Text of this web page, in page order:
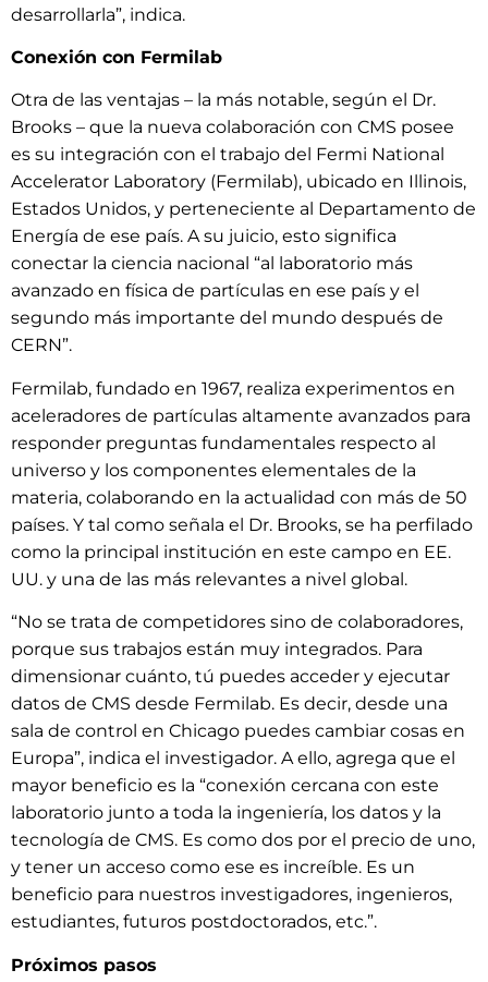
desarrollarla”, indica.
Conexión con Fermilab
Otra de las ventajas – la más notable, según el Dr.
Brooks – que la nueva colaboración con CMS posee
es su integración con el trabajo del Fermi National
Accelerator Laboratory (Fermilab), ubicado en Illinois,
Estados Unidos, y perteneciente al Departamento de
Energía de ese país. A su juicio, esto significa
conectar la ciencia nacional “al laboratorio más
avanzado en física de partículas en ese país y el
segundo más importante del mundo después de
CERN”.
Fermilab, fundado en 1967, realiza experimentos en
aceleradores de partículas altamente avanzados para
responder preguntas fundamentales respecto al
universo y los componentes elementales de la
materia, colaborando en la actualidad con más de 50
países. Y tal como señala el Dr. Brooks, se ha perfilado
como la principal institución en este campo en EE.
UU. y una de las más relevantes a nivel global.
“No se trata de competidores sino de colaboradores,
porque sus trabajos están muy integrados. Para
dimensionar cuánto, tú puedes acceder y ejecutar
datos de CMS desde Fermilab. Es decir, desde una
sala de control en Chicago puedes cambiar cosas en
Europa”, indica el investigador. A ello, agrega que el
mayor beneficio es la “conexión cercana con este
laboratorio junto a toda la ingeniería, los datos y la
tecnología de CMS. Es como dos por el precio de uno,
y tener un acceso como ese es increíble. Es un
beneficio para nuestros investigadores, ingenieros,
estudiantes, futuros postdoctorados, etc.”.
Próximos pasos